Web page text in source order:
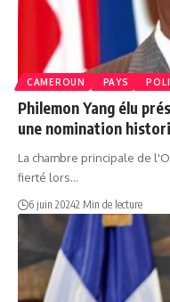
CAMEROUN PAYS
Philemon Yang élu
une nomination
La chambre principale de
fierté lors…
6 juin 20242 Min de lecture